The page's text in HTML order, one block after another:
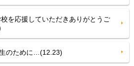
を応援していただきありがとうご
のために…(12.23)